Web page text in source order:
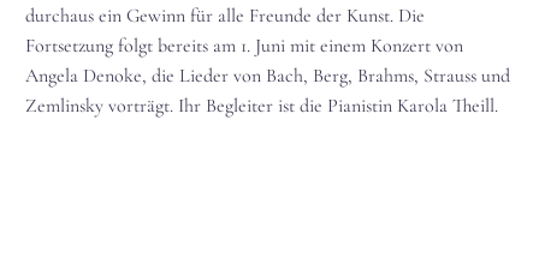
durchaus ein Gewinn für alle Freunde der Kunst. Die
Fortsetzung folgt bereits am 1. Juni mit einem Konzert von
Angela Denoke, die Lieder von Bach, Berg, Brahms, Strauss und
Zemlinsky vorträgt. Ihr Begleiter ist die Pianistin Karola Theill.